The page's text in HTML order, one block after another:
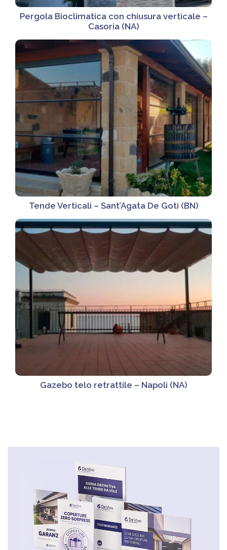
Pergola Bioclimatica con chiusura verticale –
Casoria (NA)
Tende Verticali – Sant’Agata De Goti (BN)
Gazebo telo retrattile – Napoli (NA)